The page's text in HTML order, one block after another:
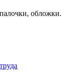
обложки.